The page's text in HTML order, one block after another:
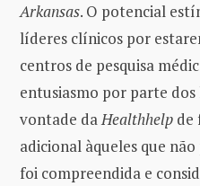
Arkansas. O potencial
líderes clínicos por
centros de pesquisa
entusiasmo por parte
vontade daHealthhelp de
adicional àqueles que
foi compreendida e